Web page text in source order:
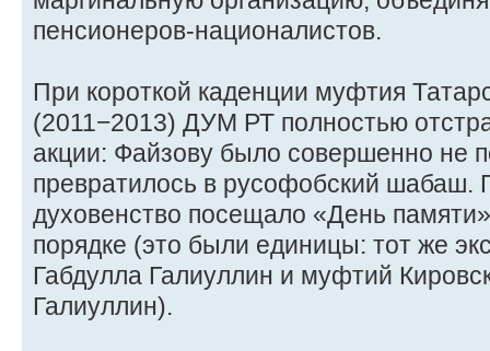
пенсионеров-националистов.
При короткой каденции муфтия
(2011−2013) ДУМ РТ полностью
акции: Файзову было совершенно не
превратилось в русофобский шабаш.
духовенство посещало «День
порядке (это были единицы: тот же
Габдулла Галиуллин и муфтий
Галиуллин).